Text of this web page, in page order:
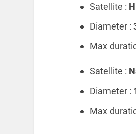
Satellite :
Diameter :
Max
Satellite :
Diameter :
Max